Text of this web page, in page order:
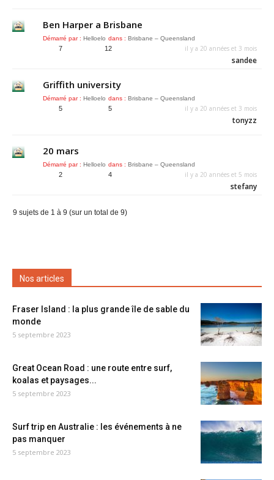
Ben Harper a Brisbane
Démarré par : Helloelo dans : Brisbane – Queensland
7 12 il y a 20 années et 3 mois
sandee
Griffith university
Démarré par : Helloelo dans : Brisbane – Queensland
5 5 il y a 20 années et 3 mois
tonyzz
20 mars
Démarré par : Helloelo dans : Brisbane – Queensland
2 4 il y a 20 années et 5 mois
stefany
9 sujets de 1 à 9 (sur un total de 9)
Nos articles
Fraser Island : la plus grande île de sable du
monde
5 septembre 2023
Great Ocean Road : une route entre surf,
koalas et paysages...
5 septembre 2023
Surf trip en Australie : les événements à ne
pas manquer
5 septembre 2023